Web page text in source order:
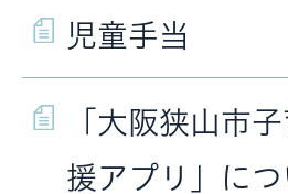
児童手当
「大阪狭山市
援アプリ」につ